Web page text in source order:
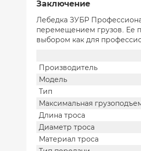
Заключение
Лебедка ЗУБР
перемещением грузов. Ее
выбором как для
Производитель
Модель
Тип
Максимальная
Длина троса
Диаметр троса
Материал троса